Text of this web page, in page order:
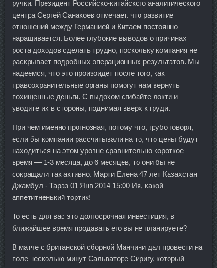
ручки. Президент Российско-китайского аналитического
центра Сергей Санакоев отмечает, что развитие
отношений между Германией и Китаем постоянно
наращивается. Более глубокие выводов о причинах
роста доходов сделать трудно, поскольку компания не
раскрывает подробных операционных результатов. Мы
надеемся, что это произойдет после того, как
правоохранительные органы помогут нам вернуть
похищенные деньги. С выдохом сгибайте локти и
уводите их в стороны, поднимая вверх к груди.
При чем именно прогнозная, потому что, грубо говоря,
если бы компании рассчитывали на то, что цены будут
находиться на этом уровне сравнительно короткое
время — 1-3 месяца, до 6 месяцев, то они бы не
сокращали так активно. Марти Елена 47 лет Казахстан
Джамбул - Тараз 01 Янв 2014 15:00 Ия, какой
аппетитненький тортик!
То есть для вас это долгосрочная инвестиция, в
ближайшее время продавать его вы не планируете?
В матче с британской сборной Манчини дал провести на
поле несколько минут Сальваторе Сиригу, который